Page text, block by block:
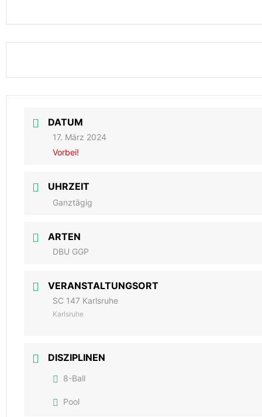
DATUM
17. März 2024
Vorbei!
UHRZEIT
Ganztägig
ARTEN
DBU GGP
VERANSTALTUNGSORT
SC 147 Karlsruhe
Karlsruhe
DISZIPLINEN
8-Ball
Pool